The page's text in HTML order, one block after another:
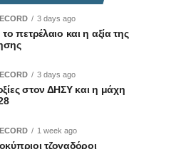
3 days ago
πετρέλαιο και η αξία της
3 days ago
στον ΔΗΣΥ και η μάχη
1 week ago
τζογαδόροι